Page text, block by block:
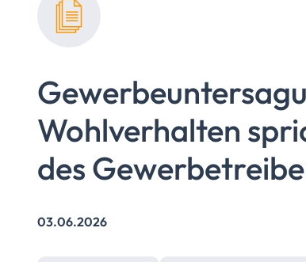
Wohlverhalten
des
03.06.2026